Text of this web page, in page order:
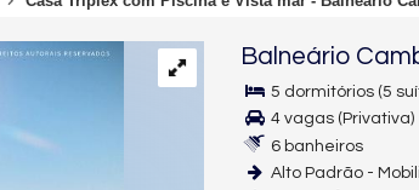
Balneário
5 dormitórios (5
4 vagas (Privativa)
6 banheiros
Alto Padrão -